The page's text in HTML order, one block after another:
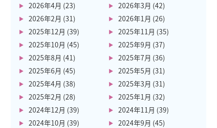
2026年4月 (23) 2026年3月 (42)
2026年2月 (31) 2026年1月 (26)
2025年12月 (39) 2025年11月 (35)
2025年10月 (45) 2025年9月 (37)
2025年8月 (41) 2025年7月 (36)
2025年6月 (45) 2025年5月 (31)
2025年4月 (38) 2025年3月 (31)
2025年2月 (28) 2025年1月 (32)
2024年12月 (39) 2024年11月 (39)
2024年10月 (39) 2024年9月 (45)